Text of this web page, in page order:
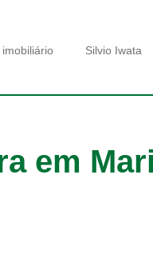
Silvio Iwata
em